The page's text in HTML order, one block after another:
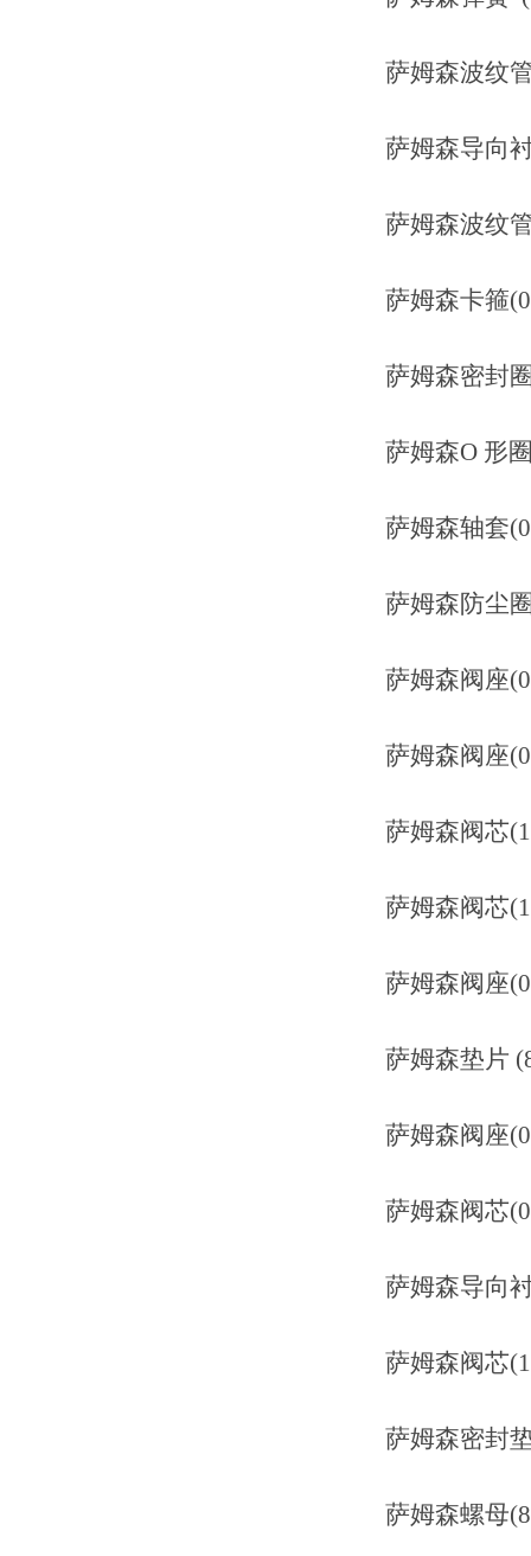
萨姆森波纹管
萨姆森导向衬
萨姆森波纹管
萨姆森卡箍
萨姆森密封圈
萨姆森O 形圈
萨姆森轴套
萨姆森防尘圈
萨姆森阀座
萨姆森阀座
萨姆森阀芯
萨姆森阀芯
萨姆森阀座
萨姆森垫片
萨姆森阀座
萨姆森阀芯
萨姆森导向衬
萨姆森阀芯
萨姆森密封垫
萨姆森螺母